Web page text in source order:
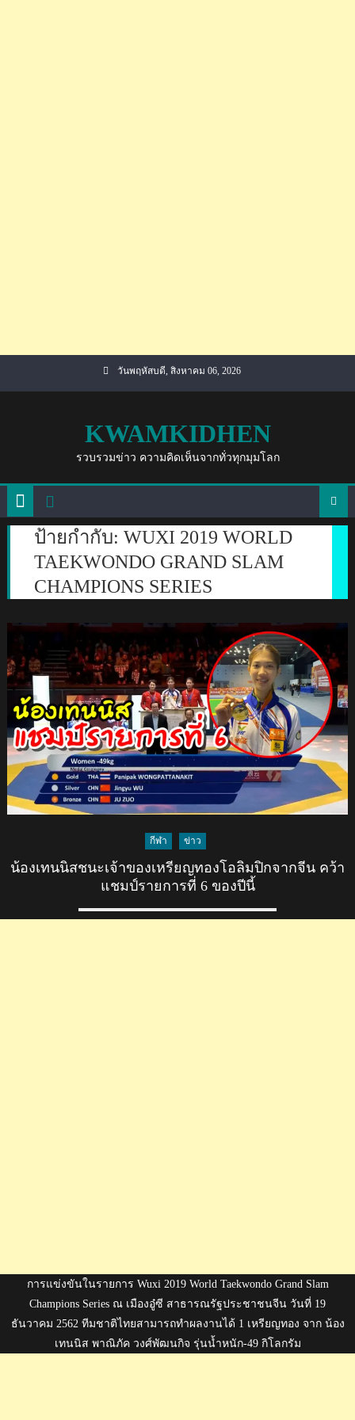
วันพฤหัสบดี, สิงหาคม 06, 2026
KWAMKIDHEN
รวบรวมข่าว ความคิดเห็นจากทั่วทุกมุมโลก
ป้ายกำกับ: WUXI 2019 WORLD
TAEKWONDO GRAND SLAM
CHAMPIONS SERIES
กีฬา ข่าว
น้องเทนนิสชนะเจ้าของเหรียญทองโอลิมปิกจากจีน คว้า
แชมป์รายการที่ 6 ของปีนี้
การแข่งขันในรายการ Wuxi 2019 World Taekwondo Grand Slam
Champions Series ณ เมืองอู๋ซี สาธารณรัฐประชาชนจีน วันที่ 19
ธันวาคม 2562 ทีมชาติไทยสามารถทำผลงานได้ 1 เหรียญทอง จาก น้อง
เทนนิส พาณิภัค วงศ์พัฒนกิจ รุ่นน้ำหนัก-49 กิโลกรัม